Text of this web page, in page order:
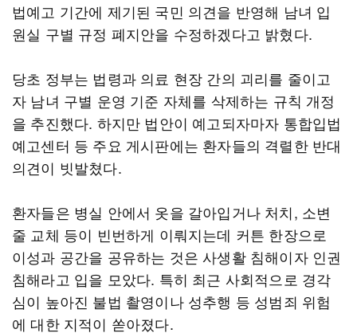
법예고 기간에 제기된 국민 의견을 반영해 남녀 입
원실 구별 규정 폐지안을 수정하겠다고 밝혔다.
당초 정부는 법령과 의료 현장 간의 괴리를 줄이고
자 남녀 구별 운영 기준 자체를 삭제하는 규칙 개정
을 추진했다. 하지만 법안이 예고되자마자 통합입법
예고센터 등 주요 게시판에는 환자들의 격렬한 반대
의견이 빗발쳤다.
환자들은 병실 안에서 옷을 갈아입거나 처치, 소변
줄 교체 등이 빈번하게 이뤄지는데 커튼 한장으로
이성과 공간을 공유하는 것은 사생활 침해이자 인권
침해라고 입을 모았다. 특히 최근 사회적으로 경각
심이 높아진 불법 촬영이나 성추행 등 성범죄 위험
에 대한 지적이 쏟아졌다.